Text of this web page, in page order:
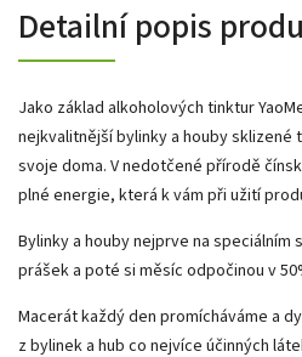
Detailní popis
Jako základ alkoholových tinktur
nejkvalitnější bylinky a houby sklizené
svoje doma. V nedotčené přírodě
plné energie, která k vám při užití
Bylinky a houby nejprve na
prášek a poté si měsíc odpočinou v
Macerát každý den promícháváme a
z bylinek a hub co nejvíce účinných